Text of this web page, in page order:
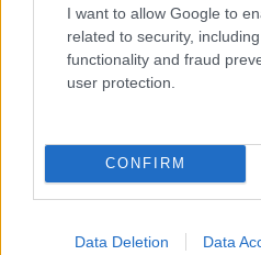
I want to allow Google to
related to security,
functionality and fraud
user protection.
CONFIRM
Data Deletion Data
Στα «κιτρινόμαυρα»
Χατζηνικολάου
Παίκτης της ΑΕΚ είναι ο
27χρονο ακραίο να μένει στην